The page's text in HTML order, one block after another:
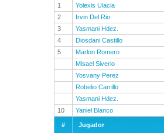
1
Yolexis Ulacia
2
Irvin Del Rio
3
Yasmani Hdez.
4
Diosdani Castillo
5
Marlon Romero
Misael Siverio
Yosvany Perez
Robelio Carrillo
Yasmani Hdez.
10
Yaniel Blanco
#
Jugador